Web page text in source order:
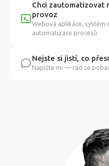
Chci zautomatizovat
provoz
Webová aplikace, systém
automatizace procesů
Nejste si jistí, co
Napište mi — rád se